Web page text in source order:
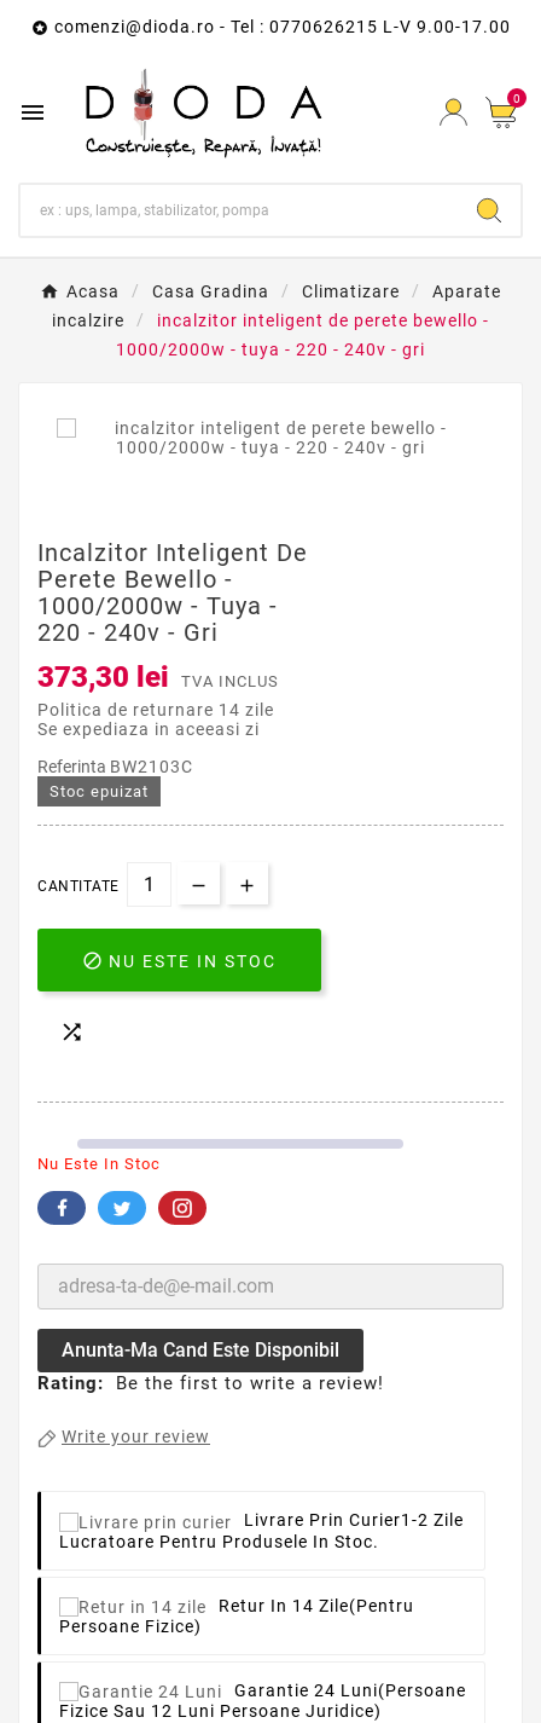
 comenzi@dioda.ro - Tel : 0770626215 L-V 9.00-17.00
 0
Acasa Casa Gradina Climatizare
Aparate
incalzire
incalzitor inteligent de perete bewello -
1000/2000w - tuya - 220 - 240v - gri
Incalzitor Inteligent De
Perete Bewello -
1000/2000w - Tuya -
220 - 240v - Gri
373,30 lei TVA INCLUS
Politica de returnare 14 zile
Se expediaza in aceeasi zi
Referinta BW2103C
Stoc epuizat
CANTITATE
 NU ESTE IN STOC

Nu Este In Stoc
Anunta-Ma Cand Este Disponibil
Rating: Be the first to write a review!
Write your review
Livrare Prin Curier1-2 Zile
Lucratoare Pentru Produsele In Stoc.
Retur In 14 Zile(pentru
Persoane Fizice)
Garantie 24 Luni(persoane
Fizice Sau 12 Luni Persoane Juridice)